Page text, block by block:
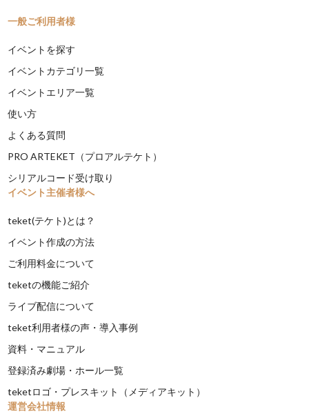
一般ご利用者様
イベントを探す
イベントカテゴリ一覧
イベントエリア一覧
使い方
よくある質問
PRO ARTEKET（プロアルテケト）
シリアルコード受け取り
イベント主催者様へ
teket(テケト)とは？
イベント作成の方法
ご利用料金について
teketの機能ご紹介
ライブ配信について
teket利用者様の声・導入事例
資料・マニュアル
登録済み劇場・ホール一覧
teketロゴ・プレスキット（メディアキット）
運営会社情報